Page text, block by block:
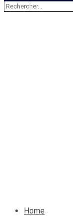
Rechercher :
Home